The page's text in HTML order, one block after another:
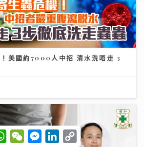
美國約7000人中招 清水洗唔走 3
W
h
W
e
M
e
L
C
o